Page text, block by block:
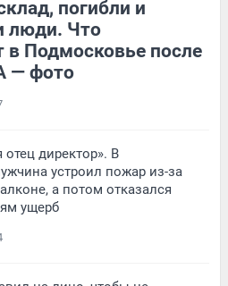
погибли и
люди. Что
в Подмосковье после
— фото
директор». В
устроил пожар из-за
а потом отказался
ущерб